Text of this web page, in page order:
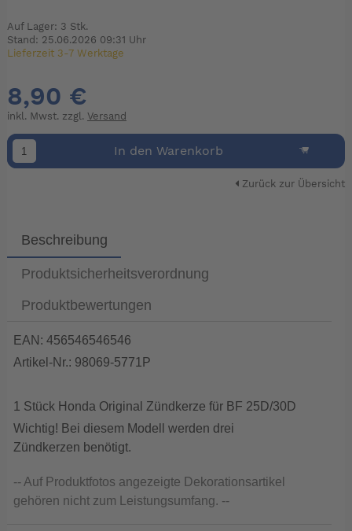
Auf Lager: 3 Stk.
Stand: 25.06.2026 09:31 Uhr
Lieferzeit 3-7 Werktage
8,90 €
inkl. Mwst. zzgl. Versand
In den Warenkorb
Zurück zur Übersicht
Beschreibung
Produktsicherheitsverordnung
Produktbewertungen
EAN: 456546546546
Artikel-Nr.: 98069-5771P
1 Stück Honda Original Zündkerze für BF 25D/30D
Wichtig! Bei diesem Modell werden drei
Zündkerzen benötigt.
-- Auf Produktfotos angezeigte Dekorationsartikel
gehören nicht zum Leistungsumfang. --